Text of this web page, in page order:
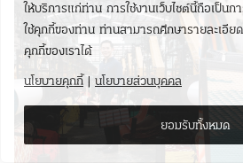
ให้บริการแก่ท่าน การใช้งานเว็บไซต์นี้ถือเป็นก
ใช้คุกกี้ของท่าน ท่านสามารถศึกษารายละเอีย
คุกกี้ของเราได้
นโยบายคุกกี้ | นโยบายส่วนบุคคล
ยอมรับทั้งหมด